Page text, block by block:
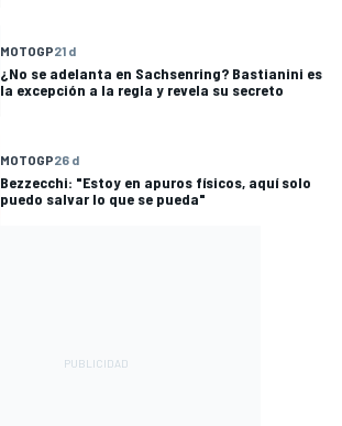
MOTOGP21 d
¿No se adelanta en Sachsenring? Bastianini es
la excepción a la regla y revela su secreto
MOTOGP26 d
Bezzecchi: "Estoy en apuros físicos, aquí solo
puedo salvar lo que se pueda"